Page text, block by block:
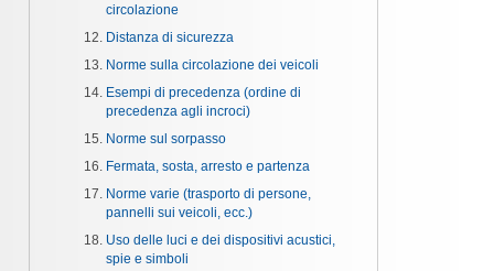
circolazione
Distanza di sicurezza
Norme sulla circolazione dei veicoli
Esempi di precedenza (ordine di
precedenza agli incroci)
Norme sul sorpasso
Fermata, sosta, arresto e partenza
Norme varie (trasporto di persone,
pannelli sui veicoli, ecc.)
Uso delle luci e dei dispositivi acustici,
spie e simboli